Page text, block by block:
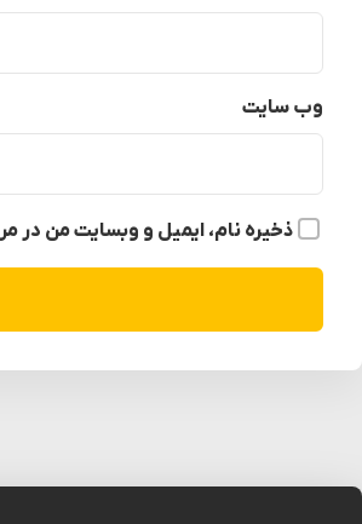
وب‌ سایت
ذخیره نام، ایمیل و وبسایت من در